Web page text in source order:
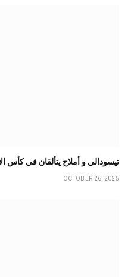
تيسودالي و أملاح يتألقان في كأس
OCTOBER 26, 2025